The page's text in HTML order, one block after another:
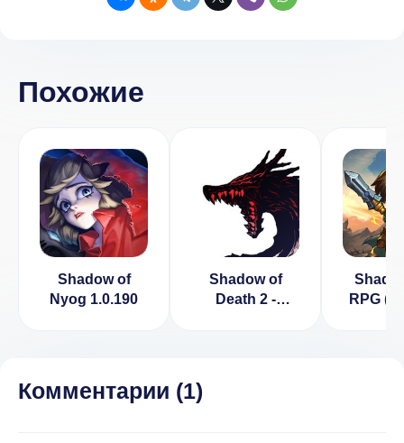
Похожие
Shadow of
Nyog 1.0.190
Shadow of
Death 2 -
RPG
Комментарии (1)